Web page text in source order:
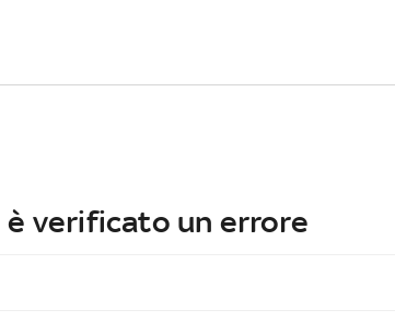
è verificato un errore